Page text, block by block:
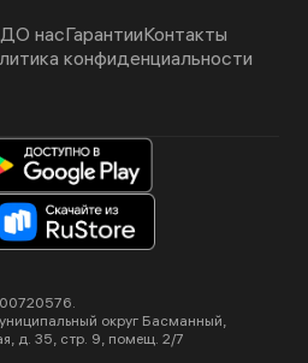
О насГарантииКонтакты
конфиденциальности
округ Басманный,
д. 35, стр. 9, помещ. 2/7